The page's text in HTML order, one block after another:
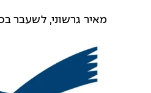
מאיר גרשוני, לשעבר